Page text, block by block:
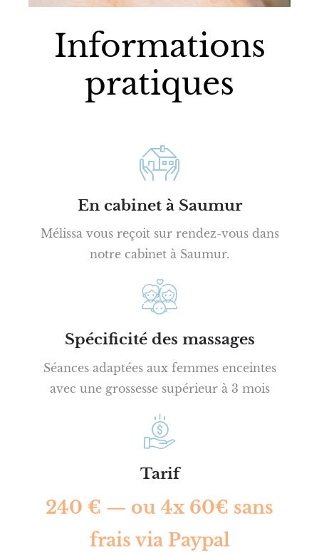
Informations
pratiques
En cabinet à Saumur
Mélissa vous reçoit sur rendez-vous dans
notre cabinet à Saumur.
Spécificité des massages
Séances adaptées aux femmes enceintes
avec une grossesse supérieur à 3 mois
Tarif
240 € — ou 4x 60€ sans
frais via Paypal